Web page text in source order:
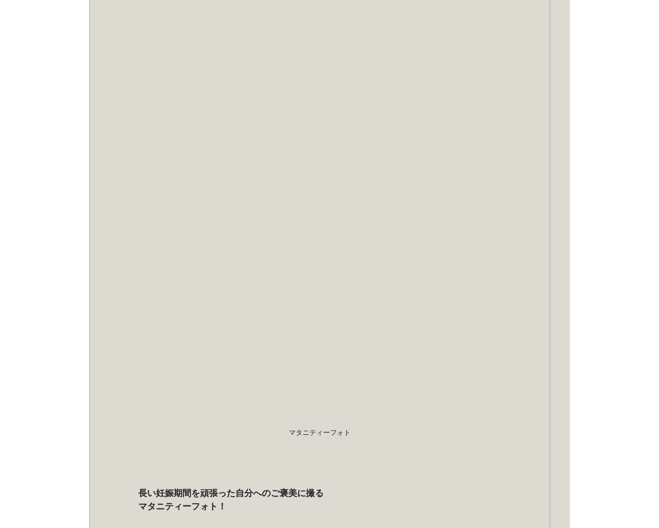
マタニティーフォト
長い妊娠期間を頑張った自分へのご褒美に撮る
マタニティーフォト！